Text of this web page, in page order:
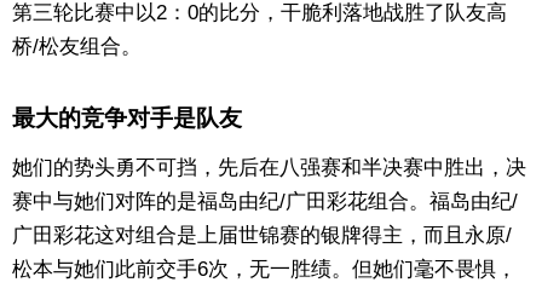
第三轮比赛中以2：0的比分，干脆利落地战胜了队友高
桥/松友组合。
最大的竞争对手是队友
她们的势头勇不可挡，先后在八强赛和半决赛中胜出，决
赛中与她们对阵的是福岛由纪/广田彩花组合。福岛由纪/
广田彩花这对组合是上届世锦赛的银牌得主，而且永原/
松本与她们此前交手6次，无一胜绩。但她们毫不畏惧，